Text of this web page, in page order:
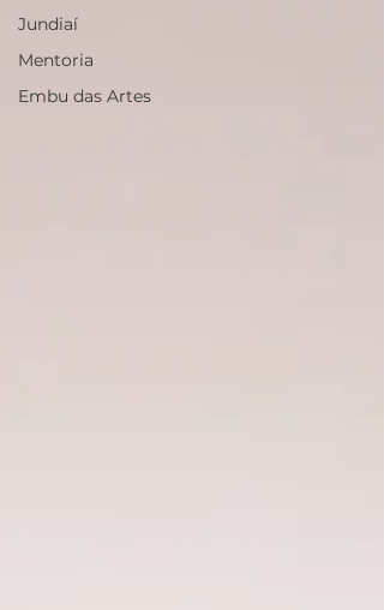
Jundiaí
Mentoria
Embu das Artes